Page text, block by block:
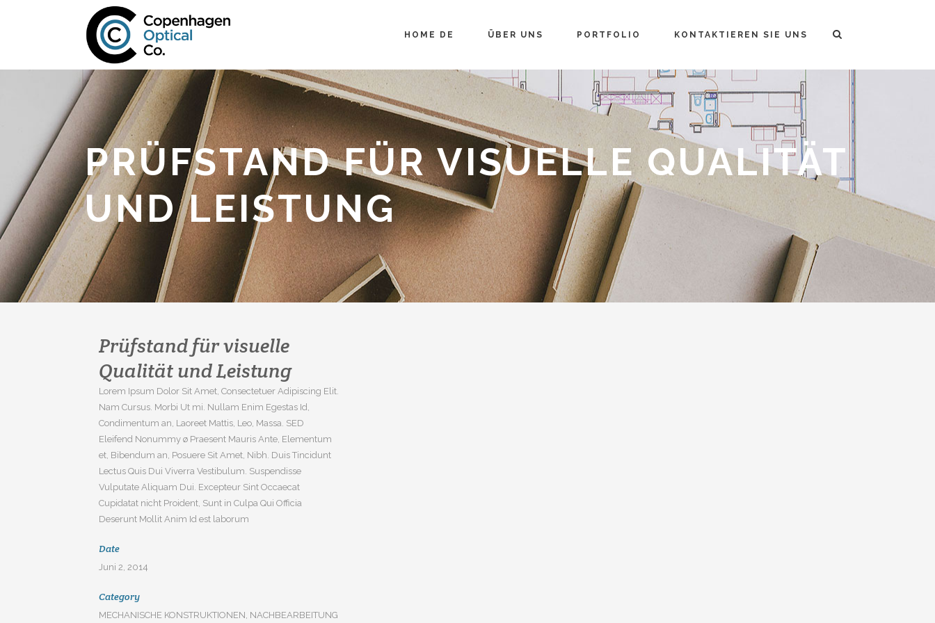
HOME DE ÜBER UNS PORTFOLIO KONTAKTIEREN SIE UNS
PRÜFSTAND FÜR VISUELLE QUALITÄT
UND LEISTUNG
Prüfstand für visuelle
Qualität und Leistung
Lorem Ipsum Dolor Sit Amet, Consectetuer Adipiscing Elit.
Nam Cursus. Morbi Ut mi. Nullam Enim Egestas Id,
Condimentum an, Laoreet Mattis, Leo, Massa. SED
Eleifend Nonummy ø Praesent Mauris Ante, Elementum
et, Bibendum an, Posuere Sit Amet, Nibh. Duis Tincidunt
Lectus Quis Dui Viverra Vestibulum. Suspendisse
Vulputate Aliquam Dui. Excepteur Sint Occaecat
Cupidatat nicht Proident, Sunt in Culpa Qui Officia
Deserunt Mollit Anim Id est laborum
Date
Juni 2, 2014
Category
MECHANISCHE KONSTRUKTIONEN, NACHBEARBEITUNG